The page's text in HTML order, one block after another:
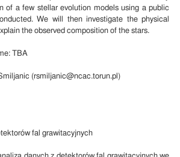
of a few stellar evolution models using a public
We will then investigate the physical
the observed composition of the stars.
TBA
(rsmiljanic@ncac.torun.pl)
fal grawitacyjnych